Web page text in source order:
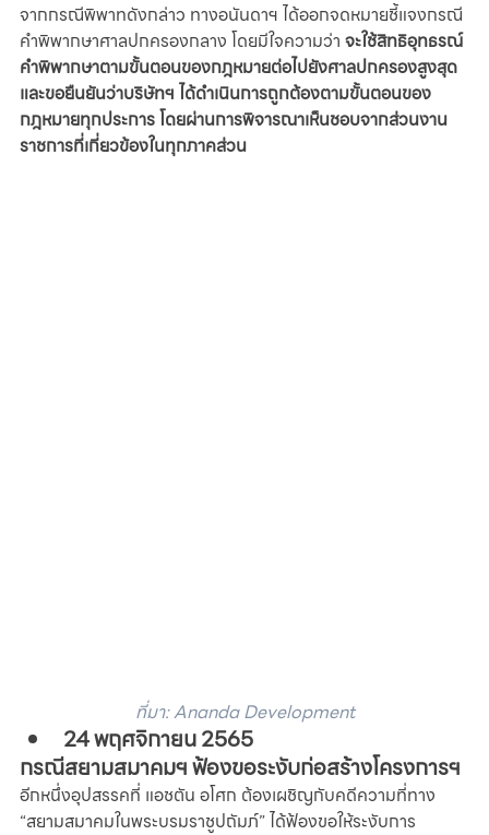
จากกรณีพิพาทดังกล่าว ทางอนันดาฯ ได้ออกจดหมายชี้แจงกรณี
คำพิพากษาศาลปกครองกลาง โดยมีใจความว่า จะใช้สิทธิอุทธรณ์
คำพิพากษาตามขั้นตอนของกฎหมายต่อไปยังศาลปกครองสูงสุด
และขอยืนยันว่าบริษัทฯ ได้ดำเนินการถูกต้องตามขั้นตอนของ
กฎหมายทุกประการ โดยผ่านการพิจารณาเห็นชอบจากส่วนงาน
ราชการที่เกี่ยวข้องในทุกภาคส่วน
ที่มา: Ananda Development
24 พฤศจิกายน 2565
กรณีสยามสมาคมฯ ฟ้องขอระงับก่อสร้างโครงการฯ
อีกหนึ่งอุปสรรคที่ แอชตัน อโศก ต้องเผชิญกับคดีความที่ทาง
“สยามสมาคมในพระบรมราชูปถัมภ์” ได้ฟ้องขอให้ระงับการ